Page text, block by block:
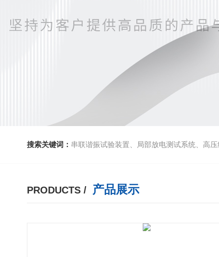
搜索关键词： 串联谐振试验装置、局部放电测试系统、高压
PRODUCTS / 产品展示